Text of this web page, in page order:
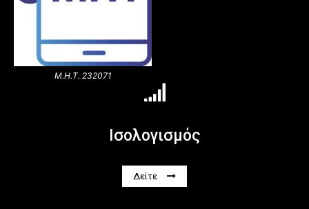
Μ.Η.Τ. 232071
Ισολογισμός
Δείτε